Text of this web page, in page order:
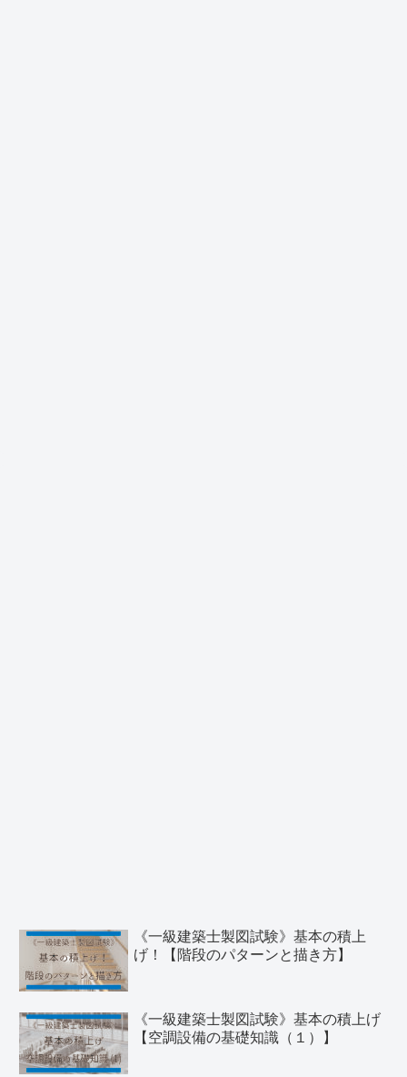
《一級建築士製図試験》基本の積上
げ！【階段のパターンと描き方】
《一級建築士製図試験》基本の積上げ
【空調設備の基礎知識（１）】